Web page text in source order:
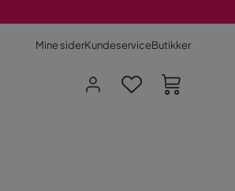
Mine siderKundeserviceButikker